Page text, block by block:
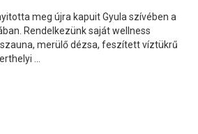
meg újra kapuit Gyula szívében a
Rendelkezünk saját wellness
merülő dézsa, feszített víztükrű
...